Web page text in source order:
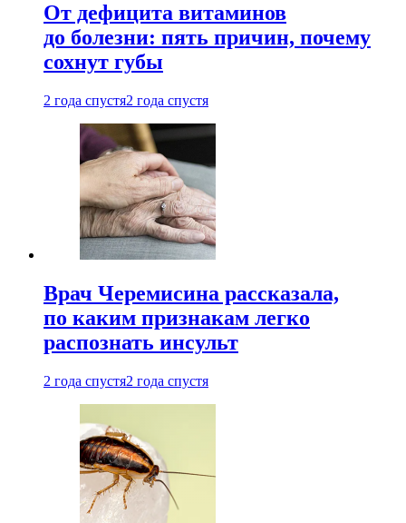
От дефицита витаминов
до болезни: пять причин, почему
сохнут губы
2 года спустя2 года спустя
Врач Черемисина рассказала,
по каким признакам легко
распознать инсульт
2 года спустя2 года спустя